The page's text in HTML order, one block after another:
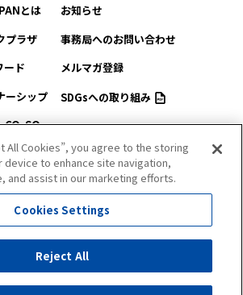
とは
プラザ
ード
ーシップ
CO-SO
FOOMA
ンポジウム
お知らせ
事務局へのお問い合わせ
メルマガ登録
SDGsへの取り組み
プライバシーポリシー
サイトマップ
All Cookies”, you agree to the storing
device to enhance site navigation,
and assist in our marketing efforts.
Cookies Settings
Reject All